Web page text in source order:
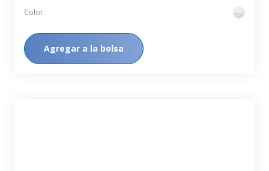
Color
flint
Agregar a la bolsa